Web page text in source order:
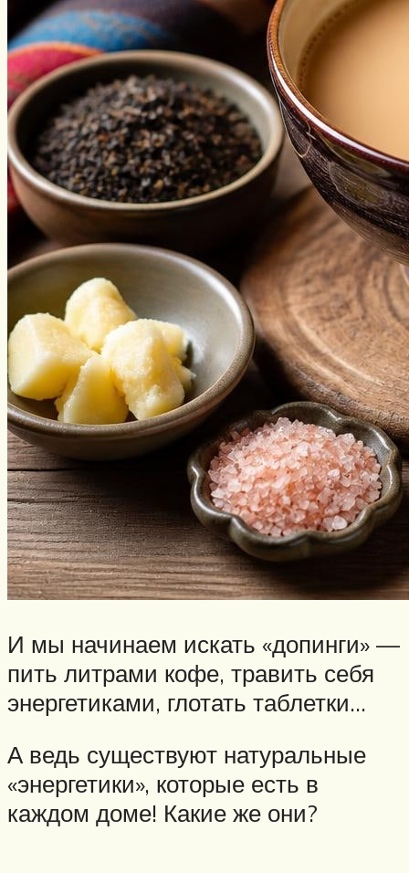
И мы начинаем искать «допинги» —
пить литрами кофе, травить себя
энергетиками, глотать таблетки…
А ведь существуют натуральные
«энергетики», которые есть в
каждом доме! Какие же они?